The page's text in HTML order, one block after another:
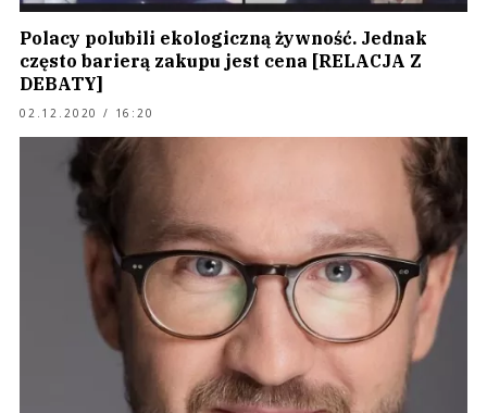
Polacy polubili ekologiczną żywność. Jednak
często barierą zakupu jest cena [RELACJA Z
DEBATY]
02.12.2020 / 16:20